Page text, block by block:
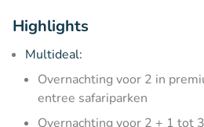
Highlights
Multideal:
Overnachting voor 2 in
entree safariparken
Overnachting voor 2 + 1 tot